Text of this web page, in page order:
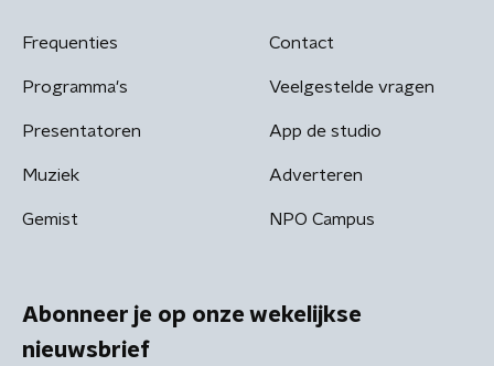
Frequenties
Programma's
Presentatoren
Muziek
Gemist
Contact
Veelgestelde vragen
App de studio
Adverteren
NPO Campus
Abonneer je op onze wekelijkse
nieuwsbrief